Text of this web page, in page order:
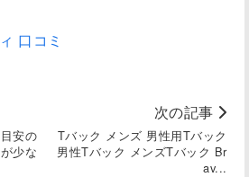
口コミ
安の
少な
次の記事
Tバック メンズ 男性用Tバック
男性Tバック メンズTバック Br
av...